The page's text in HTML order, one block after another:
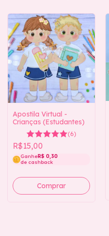
Apostila Virtual -
Crianças (Estudantes)
(6)
R$15,00
GanheR$ 0,30
de cashback